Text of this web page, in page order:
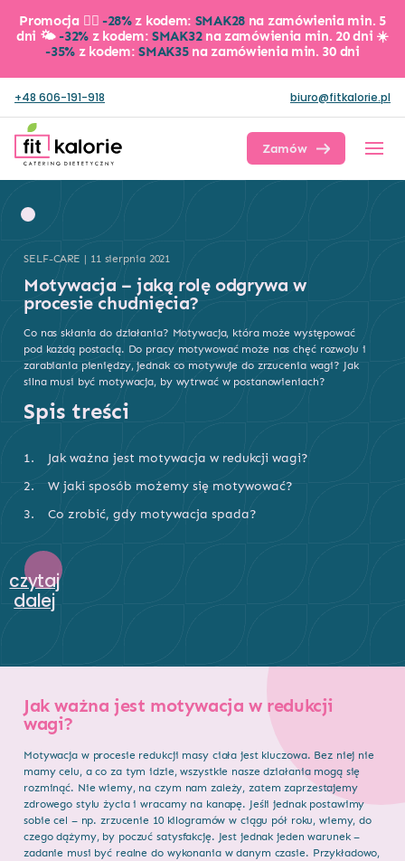
Promocja 👉🏼 -28%z kodem: SMAK28 na zamówienia min. 5
dni 🌤️-32% z kodem:SMAK32na zamówienia min. 20 dni ☀️
-35% z kodem:SMAK35na zamówienia min. 30 dni
+48 606-191-918 biuro@fitkalorie.pl
Zamów dietę
SELF-CARE | 11 sierpnia 2021
Motywacja – jaką rolę odgrywa w
procesie chudnięcia?
Co nas skłania do działania? Motywacja, która może występować
pod każdą postacią. Do pracy motywować może nas chęć rozwoju i
zarabiania pieniędzy, jednak co motywuje do zrzucenia wagi? Jak
silna musi być motywacja, by wytrwać w postanowieniach?
Spis treści
Jak ważna jest motywacja w redukcji wagi?
W jaki sposób możemy się motywować?
Co zrobić, gdy motywacja spada?
czytaj
dalej
Jak ważna jest motywacja w redukcji
wagi?
Motywacja w procesie redukcji masy ciała jest kluczowa. Bez niej nie
mamy celu, a co za tym idzie, wszystkie nasze działania mogą się
rozminąć. Nie wiemy, na czym nam zależy, zatem zaprzestajemy
zdrowego stylu życia i wracamy na kanapę. Jeśli jednak postawimy
sobie cel – np. zrzucenie 10 kilogramów w ciągu pół roku, wiemy, do
czego dążymy, by poczuć satysfakcję. Jest jednak jeden warunek –
zadanie musi być realne do wykonania w danym czasie. Przykładowo,